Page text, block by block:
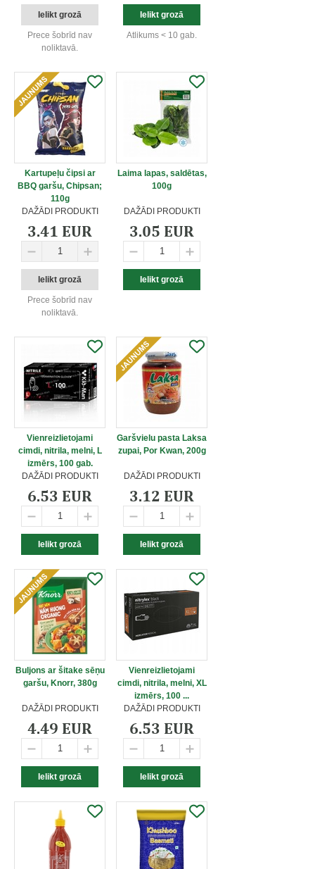
Prece šobrīd nav
noliktavā.
Atlikums < 10 gab.
Kartupeļu čipsi ar
BBQ garšu, Chipsan;
110g
DAŽĀDI PRODUKTI
3.41 EUR
Prece šobrīd nav
noliktavā.
Laima lapas, saldētas,
100g
DAŽĀDI PRODUKTI
3.05 EUR
Vienreizlietojami
cimdi, nitrila, melni, L
izmērs, 100 gab.
DAŽĀDI PRODUKTI
6.53 EUR
Garšvielu pasta Laksa
zupai, Por Kwan, 200g
DAŽĀDI PRODUKTI
3.12 EUR
Buljons ar šitake sēņu
garšu, Knorr, 380g
DAŽĀDI PRODUKTI
4.49 EUR
Vienreizlietojami
cimdi, nitrila, melni, XL
izmērs, 100 ...
DAŽĀDI PRODUKTI
6.53 EUR